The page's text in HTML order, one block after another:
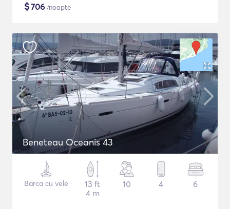
$706 /noapte
Beneteau Oceanis 43
Barca cu vele
13 ft
4 m
10 4 6